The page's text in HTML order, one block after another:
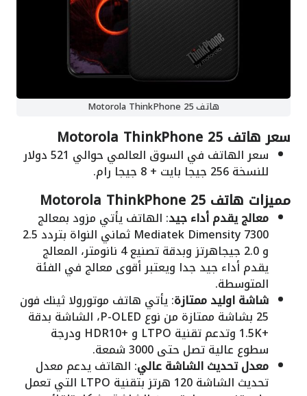
هاتف Motorola ThinkPhone 25
سعر هاتف Motorola ThinkPhone 25
سعر الهاتف في السوق العالمي حوالي 521 دولار
للنسخة 256 جيجا بايت + 8 جيجا رام.
مميزات هاتف Motorola ThinkPhone 25
معالج يقدم أداء جيد: الهاتف يأتي مزود بمعالج
Mediatek Dimensity 7300 ثماني النواة بتردد 2.5
و 2.0 جيجاهرتز وبدقة تصنيع 4 نانومتر، المعالج
يقدم أداء جيد جدا ويعتبر أقوى معالج في الفئة
المتوسطة.
شاشة اوليد ممتازة: يأتي هاتف موتورولا ثينك فون
25 بشاشة ممتازة من نوع P-OLED، الشاشة بدقة
+1.5K وتدعم تقنية LTPO و +HDR10 ودرجة
سطوع عالية تصل حتى 3000 شمعة.
معدل تحديث الشاشة عالي: الهاتف يدعم معدل
تحديث الشاشة 120 هرتز بتقنية LTPO التي تعمل